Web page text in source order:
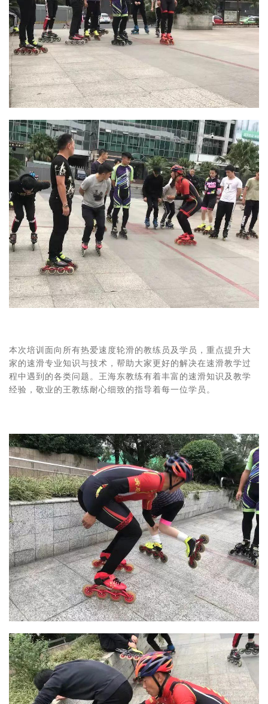
本次培训面向所有热爱速度轮滑的教练员及学员，重点提升大
家的速滑专业知识与技术，帮助大家更好的解决在速滑教学过
程中遇到的各类问题。王海东教练有着丰富的速滑知识及教学
经验，敬业的王教练耐心细致的指导着每一位学员。